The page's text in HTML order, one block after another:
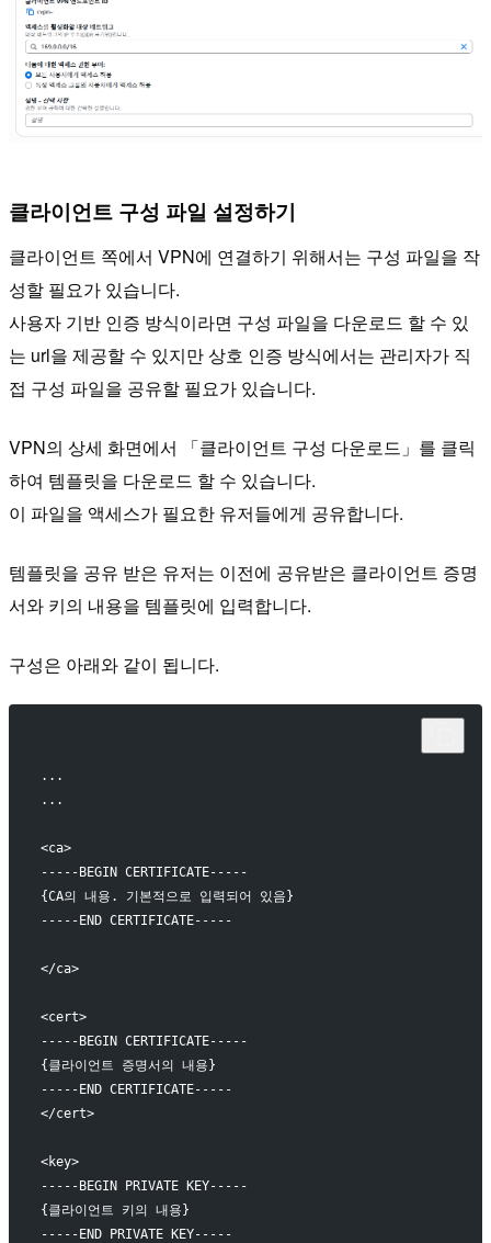
클라이언트 구성 파일 설정하기
클라이언트 쪽에서 VPN에 연결하기 위해서는 구성 파일을 작
성할 필요가 있습니다.
사용자 기반 인증 방식이라면 구성 파일을 다운로드 할 수 있
는 url을 제공할 수 있지만 상호 인증 방식에서는 관리자가 직
접 구성 파일을 공유할 필요가 있습니다.
VPN의 상세 화면에서 「클라이언트 구성 다운로드」를 클릭
하여 템플릿을 다운로드 할 수 있습니다.
이 파일을 액세스가 필요한 유저들에게 공유합니다.
템플릿을 공유 받은 유저는 이전에 공유받은 클라이언트 증명
서와 키의 내용을 템플릿에 입력합니다.
구성은 아래와 같이 됩니다.
...
...
<ca>
-----BEGIN CERTIFICATE-----
{CA의 내용. 기본적으로 입력되어 있음}
-----END CERTIFICATE-----
</ca>
<cert>
-----BEGIN CERTIFICATE-----
{클라이언트 증명서의 내용}
-----END CERTIFICATE-----
</cert>
<key>
-----BEGIN PRIVATE KEY-----
{클라이언트 키의 내용}
-----END PRIVATE KEY-----